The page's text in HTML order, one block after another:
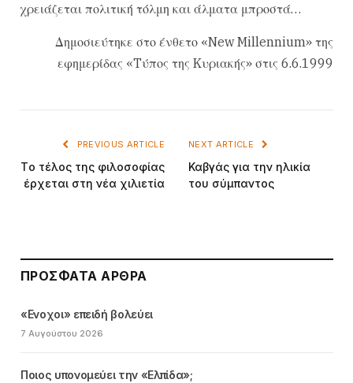
χρειάζεται πολιτική τόλμη και άλματα μπροστά…
Δημοσιεύτηκε στο ένθετο «New Millennium» της
εφημερίδας «Tύπος της Kυριακής» στις 6.6.1999
PREVIOUS ARTICLE
Tο τέλος της φιλοσοφίας
έρχεται στη νέα χιλιετία
NEXT ARTICLE
Καβγάς για την ηλικία
του σύμπαντος
ΠΡΌΣΦΑΤΑ ΆΡΘΡΑ
«Ενοχοι» επειδή βολεύει
7 Αυγούστου 2026
Ποιος υπονομεύει την «Ελπίδα»;